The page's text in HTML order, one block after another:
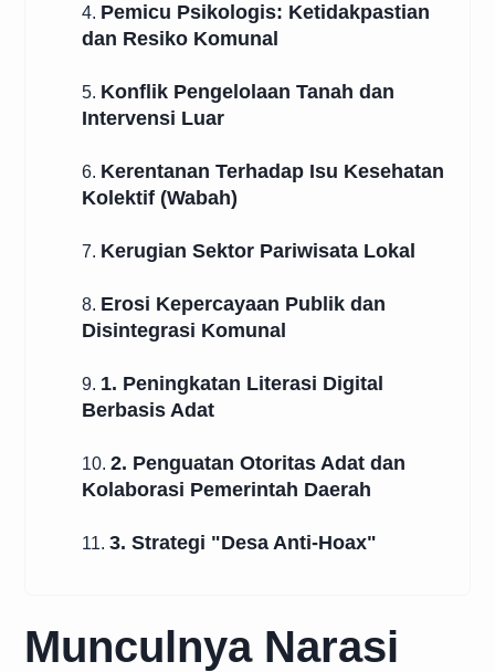
4. Pemicu Psikologis: Ketidakpastian
dan Resiko Komunal
5. Konflik Pengelolaan Tanah dan
Intervensi Luar
6. Kerentanan Terhadap Isu Kesehatan
Kolektif (Wabah)
7. Kerugian Sektor Pariwisata Lokal
8. Erosi Kepercayaan Publik dan
Disintegrasi Komunal
9. 1. Peningkatan Literasi Digital
Berbasis Adat
10. 2. Penguatan Otoritas Adat dan
Kolaborasi Pemerintah Daerah
11. 3. Strategi "Desa Anti-Hoax"
Munculnya Narasi